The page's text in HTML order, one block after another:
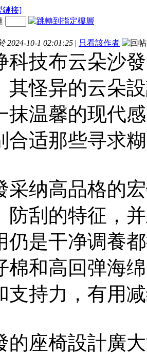
鏈接]
2024-10-1 02:01:25 | 只看該作者
科技布云朵沙
其怪异的云朵
抹温馨的现代
合适那些寻求
采纳高品格的
防刮的特征，
仍是干净调養
棉和高回弹海
支持力，有用
的座椅設計廣